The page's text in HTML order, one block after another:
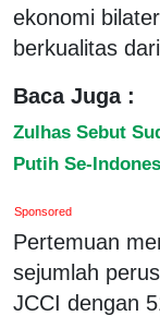
ekonomi
berkualitas
Baca Juga :
Zulhas Sebut
Putih Se-
Sponsored
Pertemuan
sejumlah
JCCI dengan